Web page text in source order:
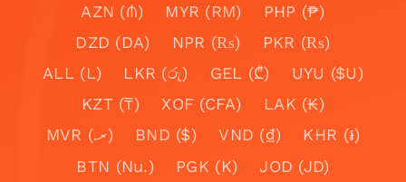
AZN (₼)
MYR (RM)
PHP (₱)
DZD (DA)
NPR (₨)
PKR (₨)
ALL (L)
LKR (රු) GEL (₾)
UYU ($U)
KZT (₸)
XOF (CFA)
LAK (₭)
MVR (.ރ)
BND ($) VND (₫)
KHR (៛)
BTN (Nu.)
PGK (K)
JOD (JD)